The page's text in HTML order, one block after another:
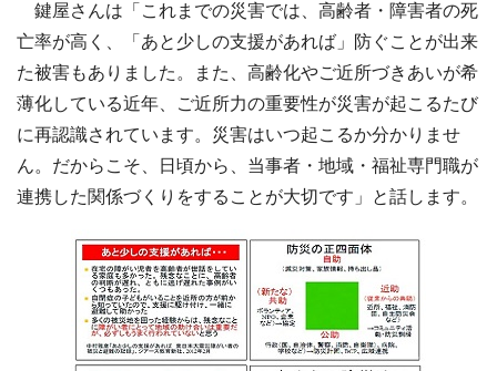
鍵屋さんは「これまでの災害では、高齢者・障害者の死
亡率が高く、「あと少しの支援があれば」防ぐことが出来
た被害もありました。また、高齢化やご近所づきあいが希
薄化している近年、ご近所力の重要性が災害が起こるたび
に再認識されています。災害はいつ起こるか分かりませ
ん。だからこそ、日頃から、当事者・地域・福祉専門職が
連携した関係づくりをすることが大切です」と話します。